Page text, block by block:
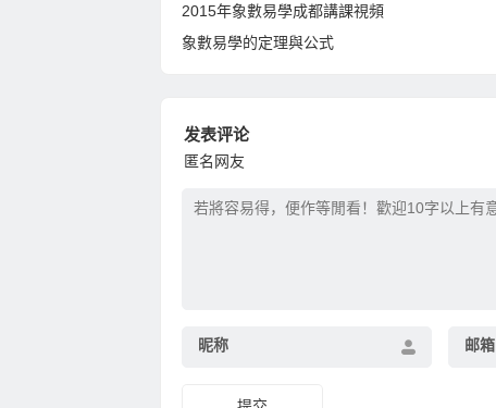
2015年象數易學成都講課視頻
象數易學的定理與公式
发表评论
匿名网友
昵称 邮箱